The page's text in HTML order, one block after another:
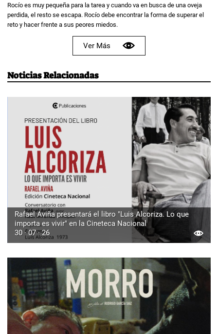
Rocío es muy pequeña para la tarea y cuando va en busca de una oveja
perdida, el resto se escapa. Rocío debe encontrar la forma de superar el
reto y hacer frente a sus peores miedos.
Ver Más
Noticias Relacionadas
Rafael Aviña presentará el libro "Luis Alcoriza. Lo que
importa es vivir" en la Cineteca Nacional
30 · 07 · 26